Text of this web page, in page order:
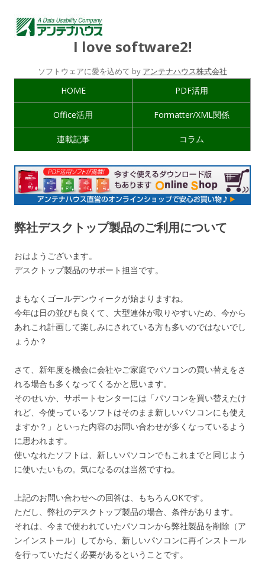
I love software2!
ソフトウェアに愛を込めて by アンテナハウス株式会社
HOME PDF活用
Office活用 Formatter/XML関係
連載記事 コラム
弊社デスクトップ製品のご利用について
おはようございます。
デスクトップ製品のサポート担当です。
まもなくゴールデンウィークが始まりますね。
今年は日の並びも良くて、大型連休が取りやすいため、今から
あれこれ計画して楽しみにされている方も多いのではないでし
ょうか？
さて、新年度を機会に会社やご家庭でパソコンの買い替えをさ
れる場合も多くなってくるかと思います。
そのせいか、サポートセンターには「パソコンを買い替えたけ
れど、今使っているソフトはそのまま新しいパソコンにも使え
ますか？」といった内容のお問い合わせが多くなっているよう
に思われます。
使いなれたソフトは、新しいパソコンでもこれまでと同じよう
に使いたいもの。気になるのは当然ですね。
上記のお問い合わせへの回答は、もちろんOKです。
ただし、弊社のデスクトップ製品の場合、条件があります。
それは、今まで使われていたパソコンから弊社製品を削除（ア
ンインストール）してから、新しいパソコンに再インストール
を行っていただく必要があるということです。